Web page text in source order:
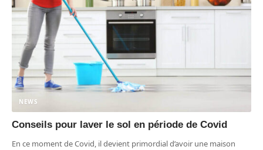
NEWS
Conseils pour laver le sol en période de Covid
En ce moment de Covid, il devient primordial d’avoir une maison